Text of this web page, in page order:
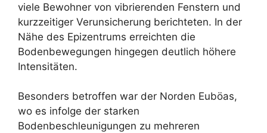
viele Bewohner von vibrierenden Fenstern und
kurzzeitiger Verunsicherung berichteten. In der
Nähe des Epizentrums erreichten die
Bodenbewegungen hingegen deutlich höhere
Intensitäten.
Besonders betroffen war der Norden Euböas,
wo es infolge der starken
Bodenbeschleunigungen zu mehreren